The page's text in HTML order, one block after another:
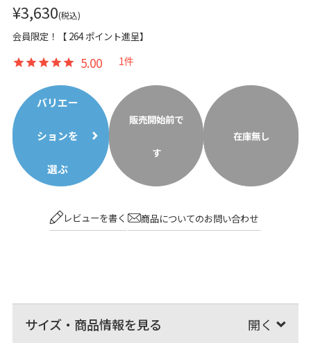
¥3,630 税込
会員限定！【 264 ポイント進呈】
5.00 1
バリエー
ションを
選ぶ
販売開始前で
す
在庫無し
レビューを書く 商品についてのお問い合わせ
サイズ・商品情報を見る